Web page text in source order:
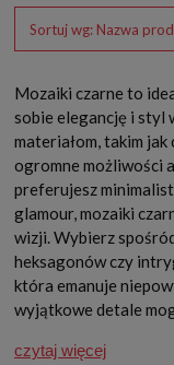
Sortuj wg: Nazwa
Mozaiki czarne to
sobie elegancję i styl
materiałom, takim jak
ogromne możliwości
preferujesz
glamour, mozaiki
wizji. Wybierz
heksagonów czy
która emanuje
wyjątkowe detale
czytaj więcej